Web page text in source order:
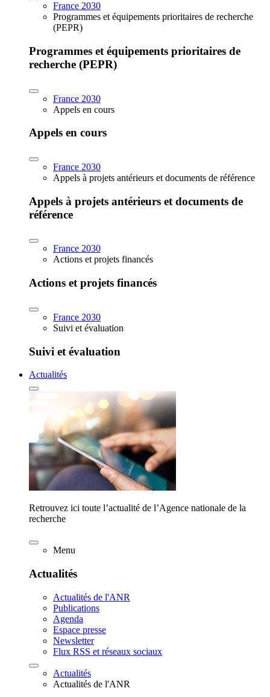
France 2030
Programmes et équipements prioritaires de recherche
(PEPR)
Programmes et équipements prioritaires de
recherche (PEPR)
France 2030
Appels en cours
Appels en cours
France 2030
Appels à projets antérieurs et documents de référence
Appels à projets antérieurs et documents de
référence
France 2030
Actions et projets financés
Actions et projets financés
France 2030
Suivi et évaluation
Suivi et évaluation
Actualités
Retrouvez ici toute l’actualité de l’Agence nationale de la
recherche
Menu
Actualités
Actualités de l'ANR
Publications
Agenda
Espace presse
Newsletter
Flux RSS et réseaux sociaux
Actualités
Actualités de l'ANR